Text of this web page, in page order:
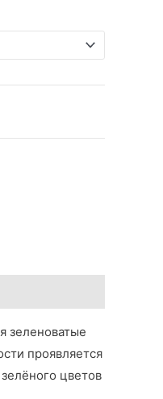
зеленоватые
проявляется
цветов